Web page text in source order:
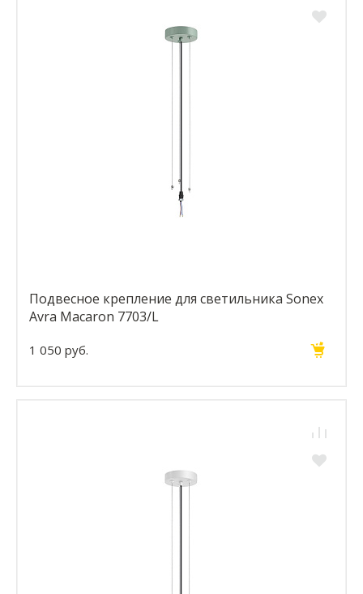
Подвесное крепление для светильника Sonex
Avra Macaron 7703/L
1 050 руб.